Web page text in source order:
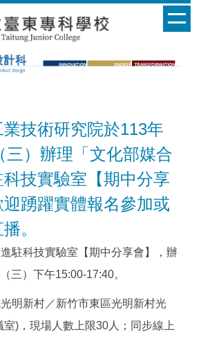
技術研究院於113年
三）辦理「文化部媒合
技實驗室【期中分享
踴躍實體報名參加或
。
駐科技實驗室【期中分享會】，辦
三）下午15:00-17:40。
明新村／新竹市東區光明新村光
室)，現場人數上限30人；同步線上